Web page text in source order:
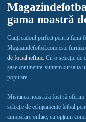
gama noastră
Cauți cadoul perfect pentru fanii
Magazindefotbal.com este
de fotbal ieftine. Cu o selecție de
șase continente, suntem sursa ta
populare.
Misiunea noastră a fost să
selecție de echipamente fotbal
cumpărare online, cu opțiuni